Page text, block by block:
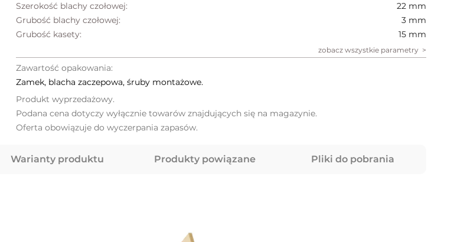
Szerokość blachy czołowej:
22 mm
Grubość blachy czołowej:
3 mm
Grubość kasety:
15 mm
zobacz wszystkie parametry
Zawartość opakowania:
Zamek, blacha zaczepowa, śruby montażowe.
Produkt wyprzedażowy.
Podana cena dotyczy wyłącznie towarów znajdujących się na magazynie.
Oferta obowiązuje do wyczerpania zapasów.
Warianty produktu Produkty powiązane Pliki do pobrania